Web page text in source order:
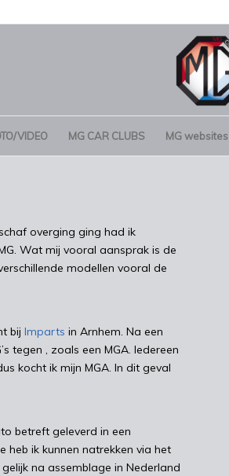
VIDEO MG CAR CLUBS MG websites
overging ging had ik
Wat mij vooral aansprak is de
modellen vooral de
bij Imparts in Arnhem. Na een
tegen , zoals een MGA. Iedereen
kocht ik mijn MGA. In dit geval
betreft geleverd in een
heb ik kunnen natrekken via het
gelijk na assemblage in Nederland